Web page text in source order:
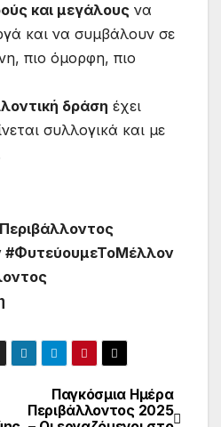
και μεγάλους να
και να συμβάλουν σε
πιο όμορφη, πιο
δράση έχει
συλλογικά και με
#ΦυτεύουμεΤοΜέλλον
Παγκόσμια Ημέρα
Περιβάλλοντος 2025